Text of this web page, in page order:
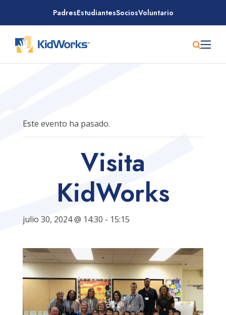
contenido
PadresEstudiantesSociosVoluntario
Este evento ha pasado.
Visita
KidWorks
julio 30, 2024 @ 14:30 - 15:15